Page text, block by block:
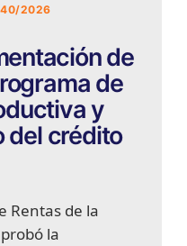
40/2026
de
de
y
del crédito
Rentas de la
la